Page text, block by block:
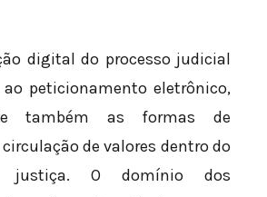
digital do processo judicial
peticionamento eletrônico,
também as formas de
de valores dentro do
justiça. O domínio dos